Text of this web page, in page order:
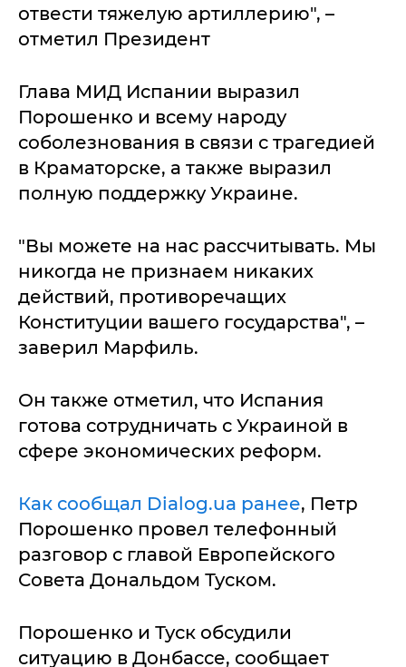
отвести тяжелую артиллерию", –
отметил Президент
Глава МИД Испании выразил
Порошенко и всему народу
соболезнования в связи с трагедией
в Краматорске, а также выразил
полную поддержку Украине.
"Вы можете на нас рассчитывать. Мы
никогда не признаем никаких
действий, противоречащих
Конституции вашего государства", –
заверил Марфиль.
Он также отметил, что Испания
готова сотрудничать с Украиной в
сфере экономических реформ.
Как сообщал Dialog.ua ранее, Петр
Порошенко провел телефонный
разговор с главой Европейского
Совета Дональдом Туском.
Порошенко и Туск обсудили
ситуацию в Донбассе, сообщает